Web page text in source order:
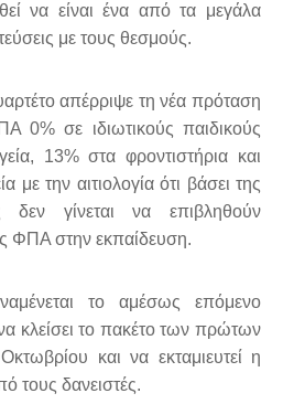
να είναι ένα από τα μεγάλα
με τους θεσμούς.
απέρριψε τη νέα πρόταση
0% σε ιδιωτικούς παιδικούς
13% στα φροντιστήρια και
με την αιτιολογία ότι βάσει της
δεν γίνεται να επιβληθούν
ΦΠΑ στην εκπαίδευση.
το αμέσως επόμενο
κλείσει το πακέτο των πρώτων
και να εκταμιευτεί η
τους δανειστές.